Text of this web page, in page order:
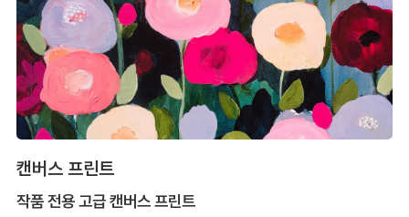
캔버스 프린트
작품 전용 고급 캔버스 프린트